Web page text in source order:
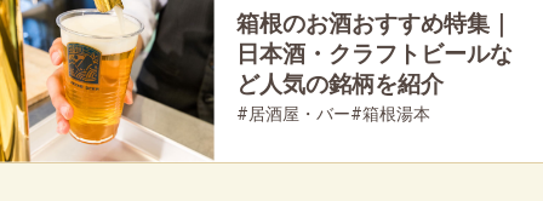
箱根のお酒おすすめ特集｜
日本酒・クラフトビールな
ど人気の銘柄を紹介
#居酒屋・バー#箱根湯本